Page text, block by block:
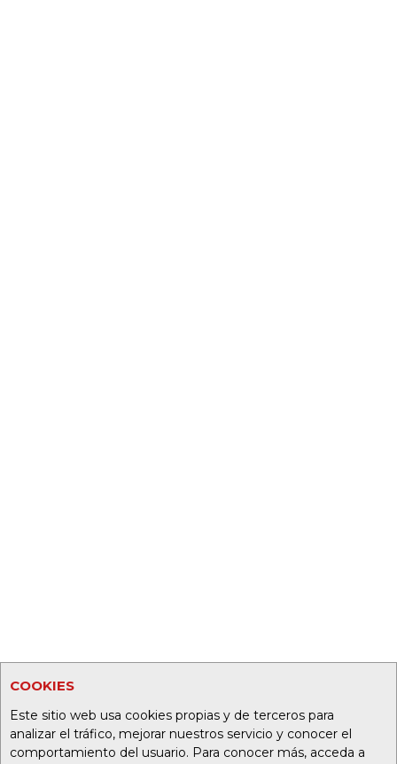
COOKIES
Este sitio web usa cookies propias y de terceros para
analizar el tráfico, mejorar nuestros servicio y conocer el
comportamiento del usuario. Para conocer más, acceda a